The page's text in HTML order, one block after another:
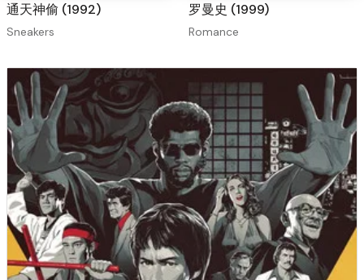
通天神偷 (1992)
Sneakers
罗曼史 (1999)
Romance